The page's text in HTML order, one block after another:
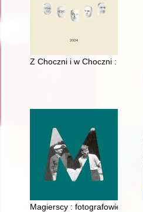
Z Choczni i w Choczni : kto
Magierscy : fotografowie z